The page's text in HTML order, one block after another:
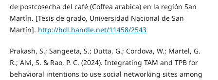
de postcosecha del café (Coffea arabica) en la región San
Martín. [Tesis de grado, Universidad Nacional de San
Martín]. http://hdl.handle.net/11458/2543
Prakash, S.; Sangeeta, S.; Dutta, G.; Cordova, W.; Martel, G.
R.; Alvi, S. & Rao, P. C. (2024). Integrating TAM and TPB for
behavioral intentions to use social networking sites among